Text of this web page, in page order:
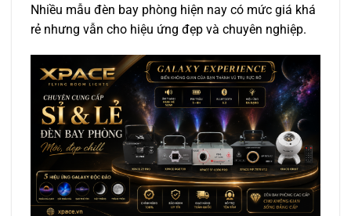
Nhiều mẫu đèn bay phòng hiện nay có mức giá khá
rẻ nhưng vẫn cho hiệu ứng đẹp và chuyên nghiệp.